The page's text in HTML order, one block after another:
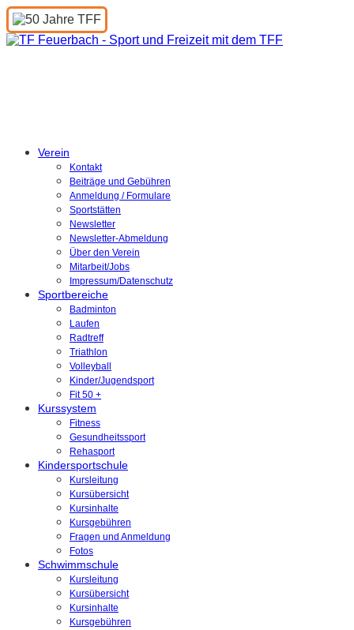
Verein
Kontakt
Beiträge und Gebühren
Anmeldung / Formulare
Sportstätten
Newsletter
Newsletter-Abmeldung
Über den Verein
Mitarbeit/Jobs
Impressum/Datenschutz
Sportbereiche
Badminton
Laufen
Radtreff
Triathlon
Volleyball
Kinder/Jugendsport
Fit 50 +
Kurssystem
Fitness
Gesundheitssport
Rehasport
Kindersportschule
Kursleitung
Kursübersicht
Kursinhalte
Kursgebühren
Fragen und Anmeldung
Fotos
Schwimmschule
Kursleitung
Kursübersicht
Kursinhalte
Kursgebühren